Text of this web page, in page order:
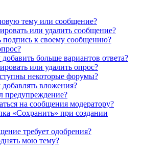
тему или сообщение?
или удалить сообщение?
подпись к своему сообщению?
больше вариантов ответа?
или удалить опрос?
некоторые форумы?
вложения?
предупреждение?
на сообщения модератору?
«Сохранить» при создании
требует одобрения?
мою тему?